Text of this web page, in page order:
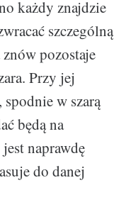
każdy znajdzie
szczególną
pozostaje
Przy jej
w szarą
będą na
naprawdę
do danej